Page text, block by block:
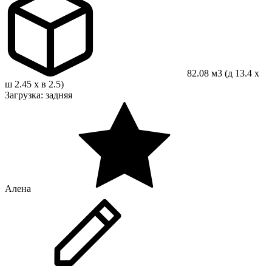
82.08 м3 (д 13.4 x
ш 2.45 x в 2.5)
Загрузка: задняя
Алена